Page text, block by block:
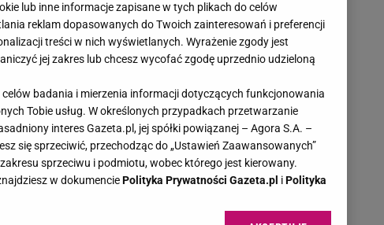
się z koleżanką
lub inne informacje zapisane w tych plikach do celów
reklam dopasowanych do Twoich zainteresowań i preferencji
treści w nich wyświetlanych. Wyrażenie zgody jest
jej zakres lub chcesz wycofać zgodę uprzednio udzieloną
badania i mierzenia informacji dotyczących funkcjonowania
Tobie usług. W określonych przypadkach przetwarzanie
interes Gazeta.pl, jej spółki powiązanej – Agora S.A. –
się sprzeciwić, przechodząc do „Ustawień Zaawansowanych”
sprzeciwu i podmiotu, wobec którego jest kierowany.
w dokumenciePolityka Prywatności Gazeta.pl iPolityka